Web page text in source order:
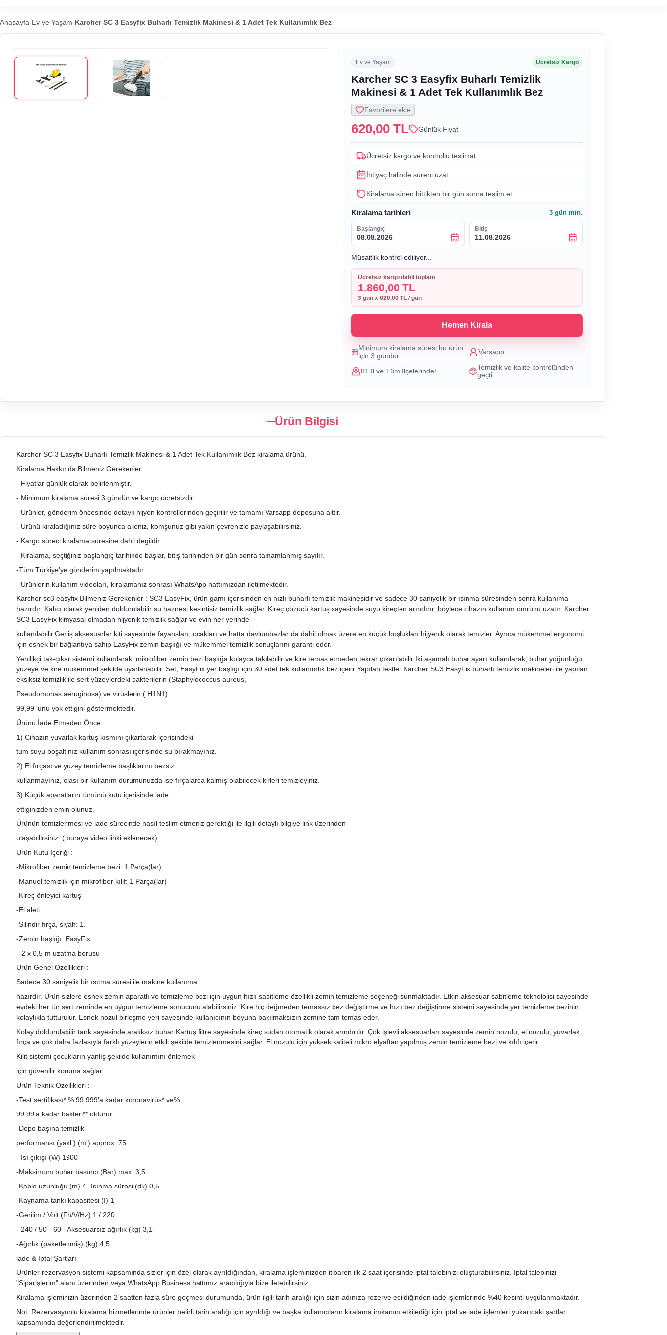
Anasayfa-Ev ve Yaşam-Karcher SC 3 Easyfix Buharlı Temizlik Makinesi & 1 Adet Tek Kullanımlık Bez
Ev ve Yaşam Ücretsiz Kargo
Karcher SC 3 Easyfix Buharlı Temizlik
Makinesi & 1 Adet Tek Kullanımlık Bez
Favorilere ekle
620,00 TL Günlük Fiyat
Ücretsiz kargo ve kontrollü teslimat
İhtiyaç halinde süreni uzat
Kiralama süren bittikten bir gün sonra teslim et
Kiralama tarihleri 3 gün min.
Başlangıç
08.08.2026
Bitiş
11.08.2026
Müsaitlik kontrol ediliyor...
Ücretsiz kargo dahil toplam
1.860,00 TL
3 gün x 620,00 TL / gün
Hemen Kirala
Minimum kiralama süresi bu ürün
için 3 gündür. Varsapp
81 İl ve Tüm İlçelerinde!
Temizlik ve kalite kontrolünden
geçti.
Ürün Bilgisi
Karcher SC 3 Easyfix Buharlı Temizlik Makinesi & 1 Adet Tek Kullanımlık Bez kiralama ürünü.
Kiralama Hakkında Bilmeniz Gerekenler:
- Fiyatlar günlük olarak belirlenmiştir.
- Minimum kiralama süresi 3 gündür ve kargo ücretsizdir.
- Urünler, gönderim öncesinde detaylı hijyen kontrollerinden geçirilir ve tamamı Varsapp deposuna aittir.
- Urünü kiraladığınız süre boyunca aileniz, komşunuz gibi yakın çevrenizle paylaşabilirsiniz.
- Kargo süreci kiralama süresine dahil degildir.
- Kiralama, seçtiğiniz başlangıç tarihinde başlar, bitiş tarihinden bir gün sonra tamamlanmış sayılır.
-Tüm Türkiye'ye gönderim yapılmaktadır.
- Urünlerin kullanım videoları, kiralamanız sonrası WhatsApp hattımızdan iletilmektedir.
Karcher sc3 easyfix Bilmeniz Gerekenler : SC3 EasyFix, ürün gamı içerisinden en hızlı buharlı temizlik makinesidir ve sadece 30 saniyelik bir ısınma süresinden sonra kullanıma
hazırdır. Kalıcı olarak yeniden doldurulabilir su haznesi kesintisiz temizlik sağlar. Kireç çözücü kartuş sayesinde suyu kireçten arındırır, böylece cihazın kullanım ömrünü uzatır. Kärcher
SC3 EasyFix kimyasal olmadan hijyenik temizlik sağlar ve evin her yerinde
kullanılabilir.Geniş aksesuarlar kiti sayesinde fayansları, ocakları ve hatta davlumbazlar da dahil olmak üzere en küçük boşlukları hijyenik olarak temizler. Ayrıca mükemmel ergonomi
için esnek bir bağlantıya sahip EasyFix zemin başlığı ve mükemmel temizlik sonuçlarını garanti eder.
Yenilikçi tak-çıkar sistemi kullanılarak, mikrofiber zemin bezi başlığa kolayca takılabilir ve kire temas etmeden tekrar çıkarılabilir Iki aşamalı buhar ayarı kullanılarak, buhar yoğunluğu
yüzeye ve kire mükemmel şekilde uyarlanabilir. Set, EasyFix yer başlığı için 30 adet tek kullanımlık bez içerir.Yapılan testler Kärcher SC3 EasyFix buharlı temizlik makineleri ile yapılan
eksiksiz temizlik ile sert yüzeylerdeki bakterilerin (Staphylococcus aureus,
Pseudomonas aeruginosa) ve virüslerin ( H1N1)
99,99 'unu yok ettigini göstermektedir.
Ürünü İade Etmeden Önce:
1) Cihazın yuvarlak kartuş kısmını çıkartarak içerisindeki
tum suyu boşaltınız kullanım sonrası içerisinde su bırakmayınız.
2) El fırçası ve yüzey temizleme başlıklarını bezsiz
kullanmayınız, olası bir kullanım durumunuzda ise fırçalarda kalmış olabilecek kirleri temizleyiniz.
3) Küçük aparatların tümünü kutu içerisinde iade
ettiginizden emin olunuz.
Ürünün temizlenmesi ve iade sürecinde nasıl teslim etmeniz gerektiği ile ilgili detaylı bilgiye link üzerinden
ulaşabilirsiniz: ( buraya video linki eklenecek)
Urün Kutu İçeriği :
-Mikrofiber zemin temizleme bezi: 1 Parça(lar)
-Manuel temizlik için mikrofiber kılif: 1 Parça(lar)
-Kireç önleyici kartuş
-El aleti.
-Silindir fırça, siyah: 1.
-Zemin başlığı: EasyFix
--2 x 0,5 m uzatma borusu
Ürün Genel Özellikleri :
Sadece 30 saniyelik bir ısıtma süresi ile makine kullanıma
hazırdır. Ürün sizlere esnek zemin aparatlı ve temizleme bezi için uygun hızlı sabitleme özellikli zemin temizleme seçeneği sunmaktadır. Etkin aksesuar sabitleme teknolojisi sayesinde
evdeki her tür sert zeminde en uygun temizleme sonucunu alabilirsiniz. Kire hiç değmeden temassız bez değiştirme ve hızlı bez değiştirme sistemi sayesinde yer temizleme bezinin
kolaylıkla tutturulur. Esnek nozul birleşme yeri sayesinde kullanıcının boyuna bakılmaksızın zemine tam temas eder.
Kolay doldurulabilir tank sayesinde aralıksız buhar Kartuş filtre sayesinde kireç sudan otomatik olarak arındırılır. Çok işlevli aksesuarları sayesinde zemin nozulu, el nozulu, yuvarlak
fırça ve çok daha fazlasıyla farklı yüzeylerin etkili şekilde temizlenmesini sağlar. El nozulu için yüksek kaliteli mikro elyaftan yapılmış zemin temizleme bezi ve kılıfı içerir.
Kilit sistemi çocukların yanlış şekilde kullanımını önlemek
için güvenilir koruma sağlar.
Ürün Teknik Özellikleri :
-Test sertifikası* % 99.999'a kadar koronavirüs* ve%
99.99'a kadar bakteri** öldürür
-Depo başına temizlik
performansı (yakl.) (m') approx. 75
- Isı çıkışı (W) 1900
-Maksimum buhar basıncı (Bar) max. 3,5
-Kablo uzunluğu (m) 4 -Isınma süresi (dk) 0,5
-Kaynama tankı kapasitesi (I) 1
-Gerilim / Volt (Fh/V/Hz) 1 / 220
- 240 / 50 - 60 - Aksesuarsız ağırlık (kg) 3,1
-Ağırlık (paketlenmiş) (kg) 4,5
lade & Iptal Şartları
Urünler rezervasyon sistemi kapsamında sizler için özel olarak ayrıldığından, kiralama işleminizden itibaren ilk 2 saat içerisinde iptal talebinizi oluşturabilirsiniz. Iptal talebinizi
"Siparişlerim" alanı üzerinden veya WhatsApp Business hattımız aracılığıyla bize iletebilirsiniz.
Kiralama işleminizin üzerinden 2 saatten fazla süre geçmesi durumunda, ürün ilgili tarih aralığı için sizin adınıza rezerve edildiğinden iade işlemlerinde %40 kesinti uygulanmaktadır.
Not: Rezervasyonlu kiralama hizmetlerinde ürünler belirli tarih aralığı için ayrıldığı ve başka kullanıcıların kiralama imkanını etkilediği için iptal ve iade işlemleri yukarıdaki şartlar
kapsamında değerlendirilmektedir.